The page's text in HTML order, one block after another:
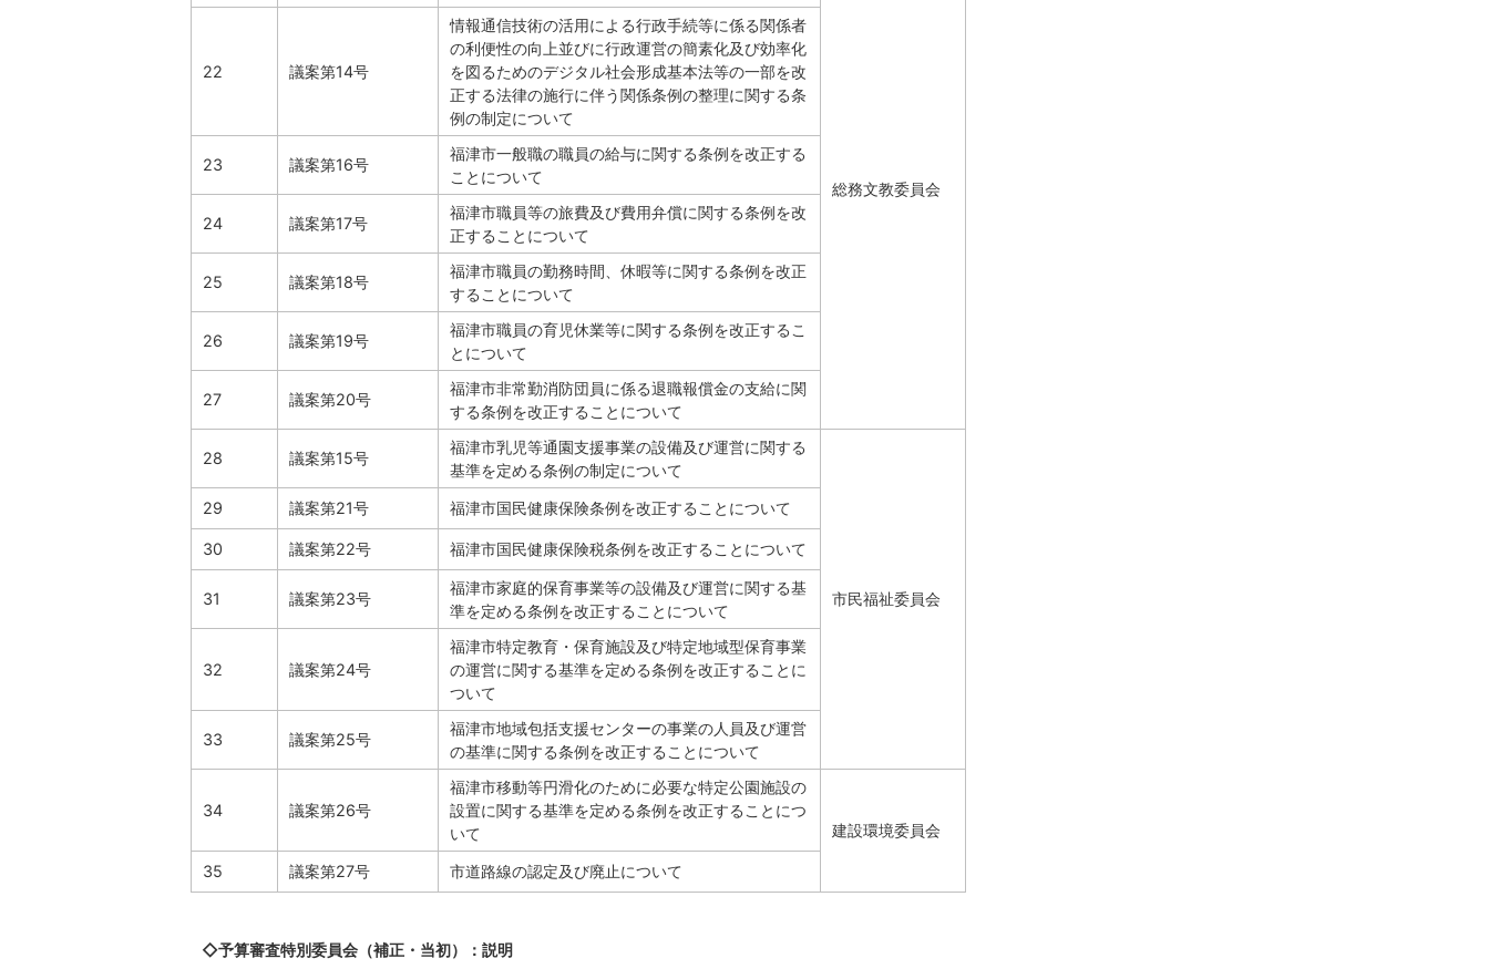
総務文教委員会
22 議案第14号
情報通信技術の活用による行政手続等に係る関係者
の利便性の向上並びに行政運営の簡素化及び効率化
を図るためのデジタル社会形成基本法等の一部を改
正する法律の施行に伴う関係条例の整理に関する条
例の制定について
23 議案第16号
福津市一般職の職員の給与に関する条例を改正する
ことについて
24 議案第17号
福津市職員等の旅費及び費用弁償に関する条例を改
正することについて
25 議案第18号
福津市職員の勤務時間、休暇等に関する条例を改正
することについて
26 議案第19号
福津市職員の育児休業等に関する条例を改正するこ
とについて
27 議案第20号
福津市非常勤消防団員に係る退職報償金の支給に関
する条例を改正することについて
28 議案第15号
福津市乳児等通園支援事業の設備及び運営に関する
基準を定める条例の制定について
市民福祉委員会
29 議案第21号 福津市国民健康保険条例を改正することについて
30 議案第22号 福津市国民健康保険税条例を改正することについて
31 議案第23号
福津市家庭的保育事業等の設備及び運営に関する基
準を定める条例を改正することについて
32 議案第24号
福津市特定教育・保育施設及び特定地域型保育事業
の運営に関する基準を定める条例を改正することに
ついて
33 議案第25号
福津市地域包括支援センターの事業の人員及び運営
の基準に関する条例を改正することについて
34 議案第26号
福津市移動等円滑化のために必要な特定公園施設の
設置に関する基準を定める条例を改正することにつ
いて
建設環境委員会
35 議案第27号 市道路線の認定及び廃止について
◇予算審査特別委員会（補正・当初）：説明